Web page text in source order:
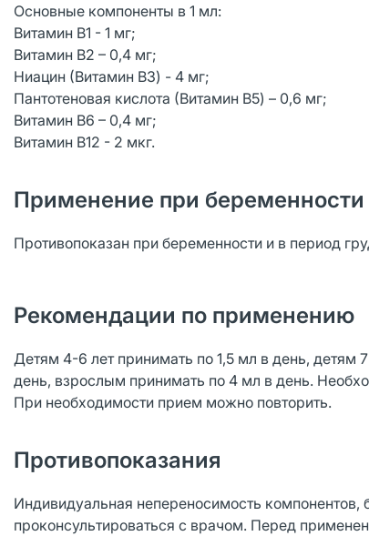
Основные компоненты в 1 мл:
Витамин B1 - 1 мг;
Витамин B2 – 0,4 мг;
Ниацин (Витамин B3) - 4 мг;
Пантотеновая кислота (Витамин B5) – 0,6 мг;
Витамин B6 – 0,4 мг;
Витамин B12 - 2 мкг.
Применение при
Противопоказан при беременности и в период
Рекомендации по применению
Детям 4-6 лет принимать по 1,5 мл в день, детям
день, взрослым принимать по 4 мл в день.
При необходимости прием можно повторить.
Противопоказания
Индивидуальная непереносимость
проконсультироваться с врачом. Перед